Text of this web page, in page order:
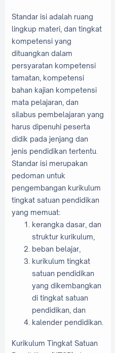
Standar isi adalah ruang
lingkup materi, dan tingkat
kompetensi yang
dituangkan dalam
persyaratan kompetensi
tamatan, kompetensi
bahan kajian kompetensi
mata pelajaran, dan
silabus pembelajaran yang
harus dipenuhi peserta
didik pada jenjang dan
jenis pendidikan tertentu.
Standar isi merupakan
pedoman untuk
pengembangan kurikulum
tingkat satuan pendidikan
yang memuat:
kerangka dasar, dan
struktur kurikulum,
beban belajar,
kurikulum tingkat
satuan pendidikan
yang dikembangkan
di tingkat satuan
pendidikan, dan
kalender pendidikan.
Kurikulum Tingkat Satuan